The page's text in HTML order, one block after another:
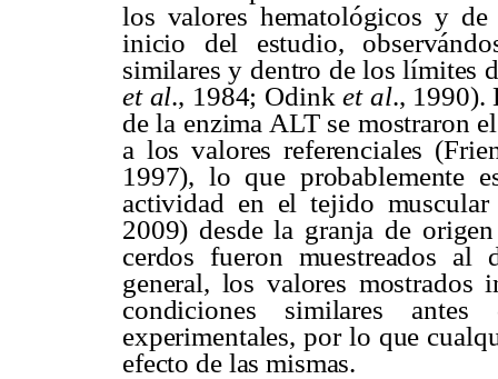
los valores hematológicos y
inicio del estudio,
similares y dentro de los límites
et al., 1984; Odinket al., 1990).
de la enzima ALT se mostraron
a los valores referenciales
1997), lo que probablemente
actividad en el tejido
2009) desde la granja de
cerdos fueron muestreados
general, los valores mostrados
condiciones similares
experimentales, por lo que
efecto de las mismas.